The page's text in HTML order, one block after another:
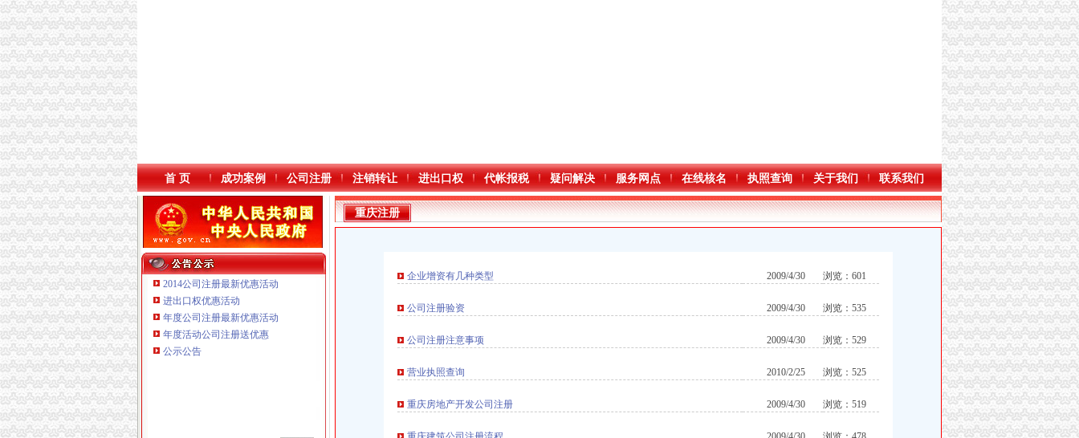
首 页 成功案例 公司注册 注销转让 进出口权 代帐报税 疑问解决 服务网点 在线核名 执照查询 关于我们 联系我们
2014公司注册最新优惠活动
进出口权优惠活动
年度公司注册最新优惠活动
年度活动公司注册送优惠
公示公告
重庆臣夫商贸有限公司 （执照专让）
重庆注册
企业增资有几种类型 2009/4/30 浏览：601
公司注册验资 2009/4/30 浏览：535
公司注册注意事项 2009/4/30 浏览：529
营业执照查询 2010/2/25 浏览：525
重庆房地产开发公司注册 2009/4/30 浏览：519